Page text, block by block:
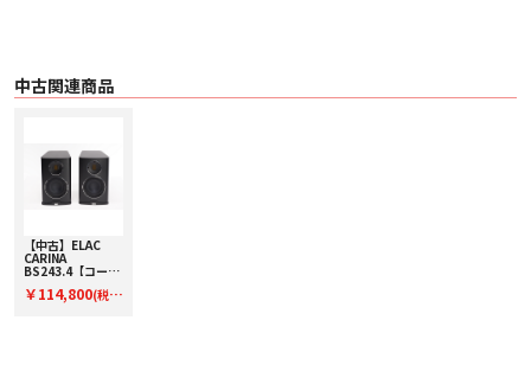
与えたことと、フォイル・レイアウト（振動板の畳み幅）を従来の2パターン
から数種類の複雑な組み合わせに変更したことです。それらは共振の低減と
ロの領域の進化が大きな効果を生むまさにバタフライ・エフェクトを実証した
のがJET6なのです。
AS CONEウーハーについて
ELACとしてこのクラス初の高剛性フレーム構造は、可動域の広いロングストロ
体の制振とS/N向上に大きく貢献しています。280 Seriesに採用されたアルマイ
ト処理を施された新しいアルミニウム振動版は、ペーパーコーンとのハイブリ
ッド構造により、内部損失に優れたニュートラルで自然な再現性が特長です。
エンクロージュアについて
優雅なデザインと美しい仕上げが施されたSolanoのキャビネットは、Velaで採
中古関連商品
【中古】ELAC
CARINA
BS243.4【コード
クシェルフスピー
￥114,800(税